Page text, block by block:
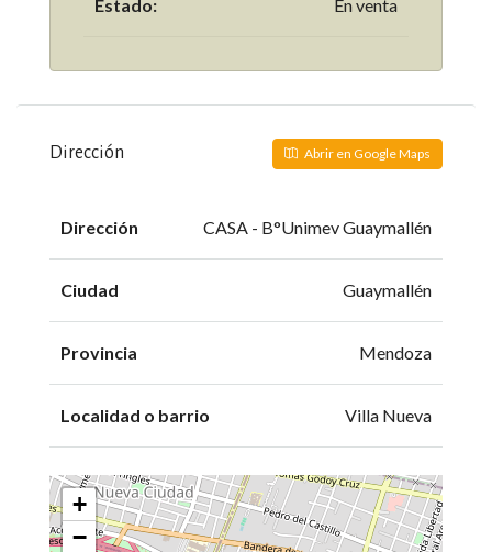
Estado: En venta
Dirección Abrir en Google Maps
Dirección CASA - B°Unimev Guaymallén
Ciudad Guaymallén
Provincia Mendoza
Localidad o barrio Villa Nueva
+
−